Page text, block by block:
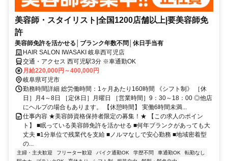
美容師・スタイリスト|全国1200店舗以上|要美容師免
許
美容師免許を活かせる│ブランク年数不問│休日手当有
HAIR SALON IWASAKI 岐阜西可児店
交通・アクセス 西可児駅3分 ※車通勤OK
月給220,000円～400,000円
岐阜県可児市
勤務時間詳細 総労働時間：1ヶ月あたり160時間 《シフト制》 ［休
日］月4～8日 ［定休日］月曜日 ［営業時間］9：30～18：00 ◎他店
にヘルプの場合もあります。 【休憩時間】 実働6時間未満...
仕事内容 ★美容師資格保持者限定の募集！★ 【この求人のポイン
ト】 ■眠っている美容師免許を活かせる ■何年ブランクがあっても大
丈夫 ■1分単位で残業代を支給 ■ノルマなしで安心勤務 ■地域密着型
の...
主婦・主夫歓迎 フリーター歓迎 バイク通勤OK 学歴不問 車通勤OK
転勤なし